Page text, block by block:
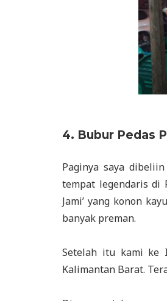
4. Bubur Pedas
Paginya saya
tempat legendaris di
Jami’ yang konon
banyak preman.
Setelah itu kami ke
Kalimantan Barat.